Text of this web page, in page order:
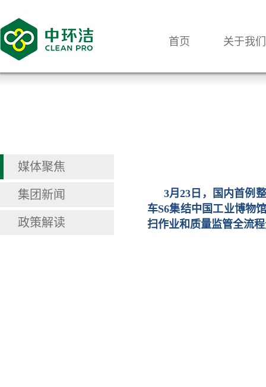
首页 关于我们
媒体聚焦
集团新闻
政策解读
3月23日，国内首例
车S6集结中国工业博物
扫作业和质量监管全流